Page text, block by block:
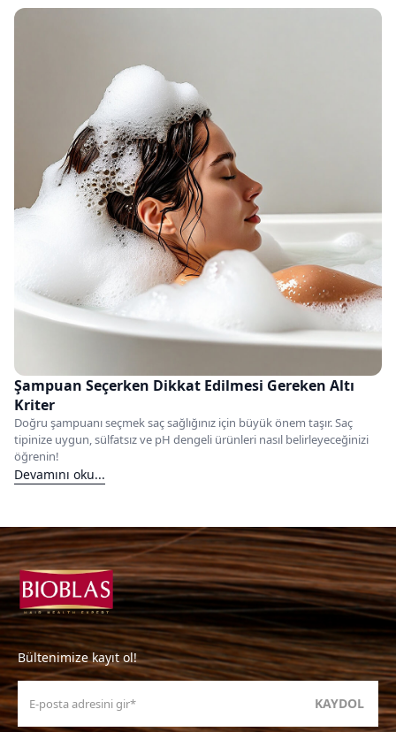
Şampuan Seçerken Dikkat Edilmesi Gereken Altı
Kriter
Doğru şampuanı seçmek saç sağlığınız için büyük önem taşır. Saç
tipinize uygun, sülfatsız ve pH dengeli ürünleri nasıl belirleyeceğinizi
öğrenin!
Devamını oku...
Bültenimize kayıt ol!
KAYDOL